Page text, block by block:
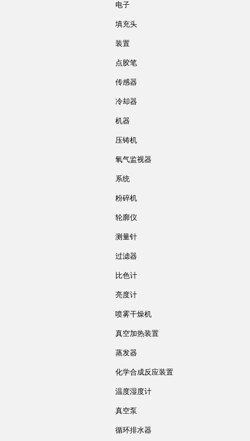
电子
填充头
装置
点胶笔
传感器
冷却器
机器
压铸机
氧气监视器
系统
粉碎机
轮廓仪
测量针
过滤器
比色计
亮度计
喷雾干燥机
真空加热装置
蒸发器
化学合成反应装置
温度湿度计
真空泵
循环排水器